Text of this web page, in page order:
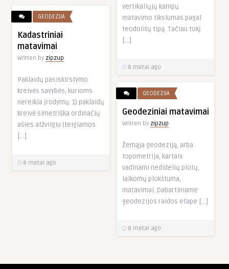
vertikaliųjų kampų
matavimo tikslumas pagal
teodolitų tipą. Tačiau tokį
[…]
8 metai ago
GEODEZIJA
Kadastriniai
matavimai
Written by zipzup
Paklaidų pasiskirstymo
kreivės savybės, kurioms
nereikia įrodymų: 1) paklaidų
kreivė simetriška ordinačių
ašies atžvilgiu (teigiamos
[…]
8 metai ago
GEODEZIJA
Geodeziniai matavimai
Written by zipzup
Žemąja geodeziją, arba
topometrija, kartais
vadinami nedidelių plotų,
laikomų plokštuma,
matavimai. Dabartiniame
geodezijos raidos etape […]
8 metai ago